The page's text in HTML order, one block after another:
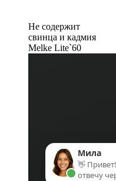
Не содержит
свинца и кадмия
Melke Lite`60
Мила
👋
отвечу